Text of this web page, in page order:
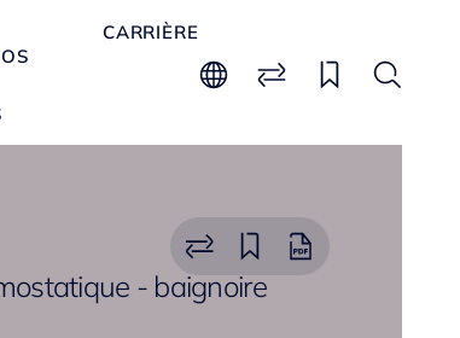
CARRIÈRE
- baignoire